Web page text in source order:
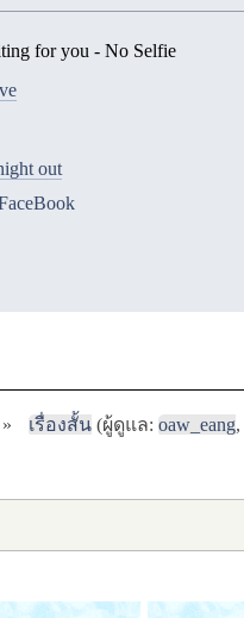
for you - No Selfie
out
เรื่องสั้น(ผู้ดูแล: oaw_eang,